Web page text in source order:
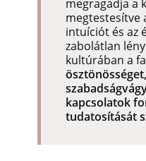
megragadja a
megtestesítve
intuíciót és az
zabolátlan
kultúrában a
kapcsolatok
tudatosítását